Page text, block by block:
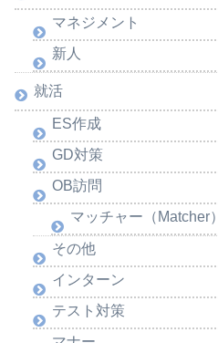
マネジメント
新人
就活
ES作成
GD対策
OB訪問
マッチャー（Matcher）
その他
インターン
テスト対策